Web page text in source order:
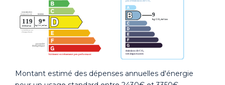
Montant estimé des dépenses annuelles d'énergie